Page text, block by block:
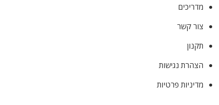
מדריכים
צור קשר
תקנון
הצהרת נגישות
מדיניות פרטיות